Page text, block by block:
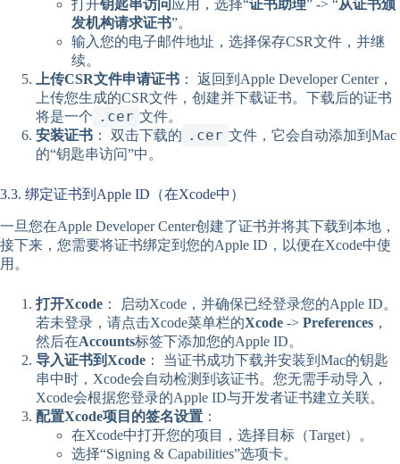
打开钥匙串访问 应用，选择“证书助理” -> “从证书颁
发机构请求证书”。
输入您的电子邮件地址，选择保存CSR文件，并继
续。
上传CSR文件申请证书 ： 返回到Apple Developer Center，
上传您生成的CSR文件，创建并下载证书。下载后的证书
将是一个 .cer 文件。
安装证书 ： 双击下载的 .cer 文件，它会自动添加到Mac
的“钥匙串访问”中。
3.3. 绑定证书到Apple ID（在Xcode中）
一旦您在Apple Developer Center创建了证书并将其下载到本地，
接下来，您需要将证书绑定到您的Apple ID，以便在Xcode中使
用。
打开Xcode ： 启动Xcode，并确保已经登录您的Apple ID。
若未登录，请点击Xcode菜单栏的Xcode -> Preferences ，
然后在Accounts标签下添加您的Apple ID。
导入证书到Xcode ： 当证书成功下载并安装到Mac的钥匙
串中时，Xcode会自动检测到该证书。您无需手动导入，
Xcode会根据您登录的Apple ID与开发者证书建立关联。
配置Xcode项目的签名设置 ：
在Xcode中打开您的项目，选择目标（Target）。
选择“Signing & Capabilities”选项卡。